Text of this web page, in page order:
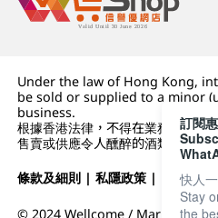
Under the law of Hong Kong,
be sold or supplied to a minor
business.
根據香港法律，不得在業務過程中
售賣或供應令人醺醉的酒類。
條款及細則 |私隱政策 | DFI零售
© 2024 Wellcome / Market
訂閱
快人
Stay
the